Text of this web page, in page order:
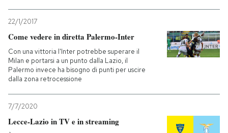
22/1/2017
Come vedere in diretta Palermo-Inter
Con una vittoria l'Inter potrebbe superare il
Milan e portarsi a un punto dalla Lazio, il
Palermo invece ha bisogno di punti per uscire
dalla zona retrocessione
7/7/2020
Lecce-Lazio in TV e in streaming